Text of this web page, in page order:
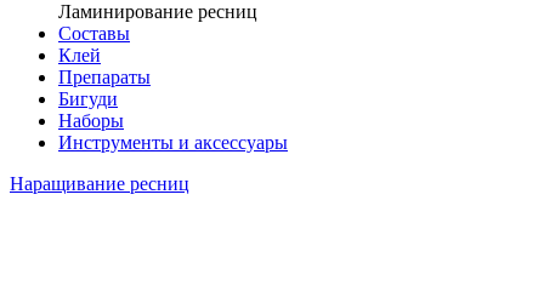
Ламинирование ресниц
Составы
Клей
Препараты
Бигуди
Наборы
Инструменты и аксессуары
Наращивание ресниц